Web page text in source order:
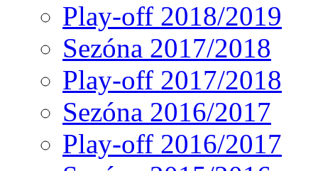
Play-off 2018/2019
Sezóna 2017/2018
Play-off 2017/2018
Sezóna 2016/2017
Play-off 2016/2017